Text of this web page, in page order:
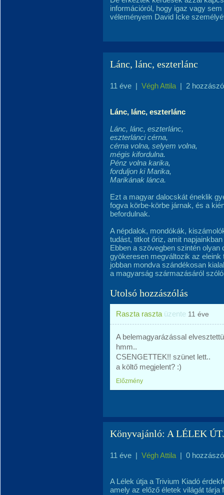
információról, hogy igaz vagy
véleményem David Icke
Lánc, lánc, eszterlánc
11 éve | Végh Attila | 2
Lánc, lánc, eszterlánc
Lánc, lánc, eszterlánc,
eszterlánci cérna,
cérna volna, selyem volna,
mégis kifordulna.
Pénz volna karika,
forduljon ki Marika,
Marikának lánca.
Ezt a magyar dalocskát éneklik
fogva körbe-körbe járnak, és a
befordulnak.
A népdalok, mondókák,
tudást, titkot őriz, amit
Ebben a szövegben szintén
gyökeresen megváltozik az eleink
jobban mondva szándékosan
a magyarság származásáról
Utolsó hozzászólás
Raszta raszta üzente 11 éve
A belemagyarázással
hmm..
CSENGETTEK!! szünet lett..
a költő megjelent? :)
Előzmény
Könyvajánló: A LÉLEK
11 éve | Végh Attila | 0
A Lélek útja a Trivium Kiadó
amely az előző életek világát